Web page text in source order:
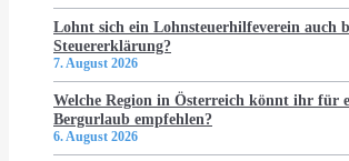
Lohnt sich ein Lohnsteuerhilfeverein auch
Steuererklärung?
7. August 2026
Welche Region in Österreich könnt ihr für
Bergurlaub empfehlen?
6. August 2026